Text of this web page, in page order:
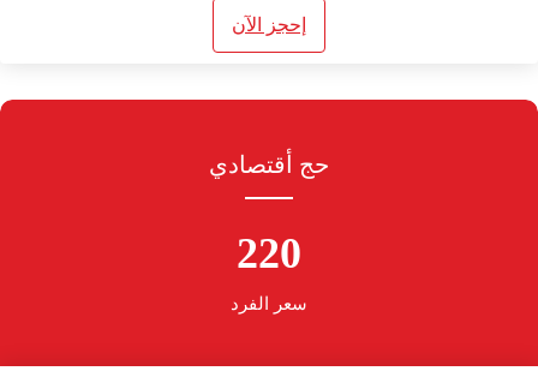
إحجز الآن
حج أقتصادي
220
سعر الفرد